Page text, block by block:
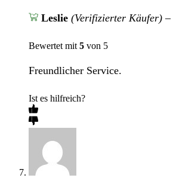
Leslie (Verifizierter Käufer) –
Bewertet mit 5 von 5
Freundlicher Service.
Ist es hilfreich?